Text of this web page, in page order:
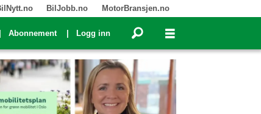
BilJobb.no MotorBransjen.no
Abonnement Logg inn